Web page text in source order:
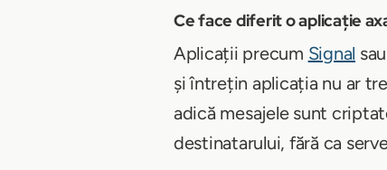
Ce face diferit o aplicație
Aplicații precum Signal sau
și întrețin aplicația nu ar
adică mesajele sunt
destinatarului, fără ca